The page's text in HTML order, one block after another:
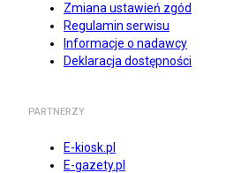
Zmiana ustawień zgód
Regulamin serwisu
Informacje o nadawcy
Deklaracja dostępności
PARTNERZY
E-kiosk.pl
E-gazety.pl